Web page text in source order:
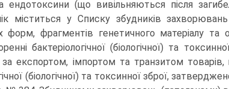
ендотоксини (що вивільняються після
міститься у Списку збудників
форм, фрагментів генетичного матеріалу та
бактеріологічної (біологічної) та
експортом, імпортом та транзитом
(біологічної) та токсинної зброї,